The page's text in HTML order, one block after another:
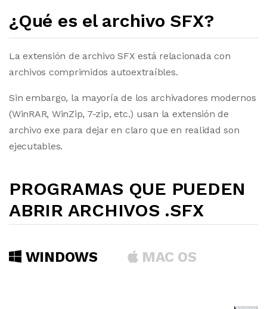
¿Qué es el archivo SFX?
La extensión de archivo SFX está relacionada con
archivos comprimidos autoextraíbles.
Sin embargo, la mayoría de los archivadores modernos
(WinRAR, WinZip, 7-zip, etc.) usan la extensión de
archivo exe para dejar en claro que en realidad son
ejecutables.
PROGRAMAS QUE PUEDEN
ABRIR ARCHIVOS .SFX
WINDOWS MAC OS